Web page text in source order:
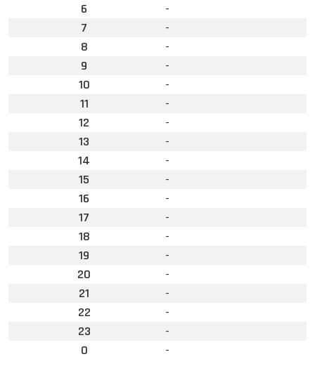
6
-
7
-
8
-
9
-
10
-
11
-
12
-
13
-
14
-
15
-
16
-
17
-
18
-
19
-
20
-
21
-
22
-
23
-
0
-